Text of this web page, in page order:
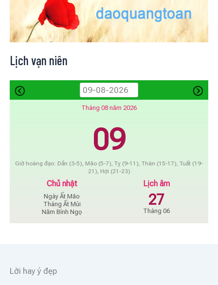
Lịch vạn niên
Tháng 08 năm 2026
09
Giờ hoàng đạo: Dần (3-5), Mão (5-7), Tỵ (9-11), Thân (15-17), Tuất (19-
21), Hợi (21-23)
Chủ nhật
Ngày Ất Mão
Tháng Ất Mùi
Năm Bính Ngọ
Lịch âm
27
Tháng 06
Lời hay ý đẹp